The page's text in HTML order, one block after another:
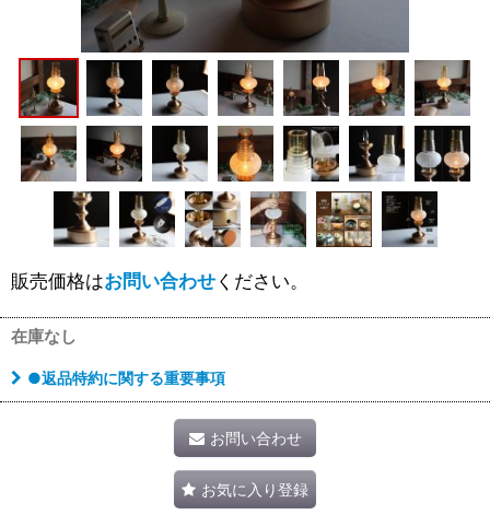
販売価格はお問い合わせください。
在庫なし
●返品特約に関する重要事項
お問い合わせ
お気に入り登録